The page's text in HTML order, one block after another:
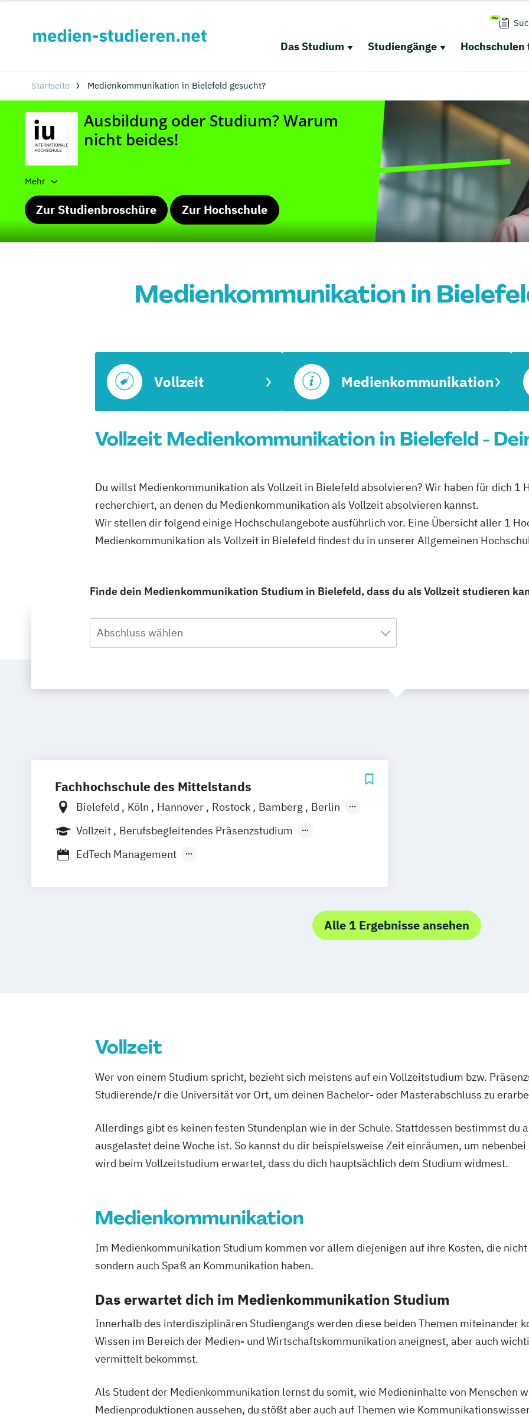
Das Studium Studiengänge Hochschulen
Startseite Medienkommunikation in Bielefeld gesucht?
Mehr
Zur Studienbroschüre Zur Hochschule
Medienkommunikation in
Vollzeit Medienkommunikation
Vollzeit Medienkommunikation in Bielefeld -
Du willst Medienkommunikation als Vollzeit in Bielefeld absolvieren? Wir haben für dich 1
recherchiert, an denen du Medienkommunikation als Vollzeit absolvieren kannst.
Wir stellen dir folgend einige Hochschulangebote ausführlich vor. Eine Übersicht aller 1
Medienkommunikation als Vollzeit in Bielefeld findest du in unserer Allgemeinen
Finde dein Medienkommunikation Studium in Bielefeld, dass du als Vollzeit studieren
Abschluss wählen
Fachhochschule des Mittelstands
Bielefeld Köln Hannover Rostock Bamberg
Berlin
Düren
Frechen Waldshut
Vollzeit
Berufsbegleitendes Präsenzstudium
Fernstudium
EdTech Management
Medienkommunikation & Journalismus
Strategische Kommunikation & Digitales Marketing Alle 1 Ergebnisse ansehen
Vollzeit
Wer von einem Studium spricht, bezieht sich meistens auf ein Vollzeitstudium bzw.
Studierende/r die Universität vor Ort, um deinen Bachelor- oder Masterabschluss zu
Allerdings gibt es keinen festen Stundenplan wie in der Schule. Stattdessen bestimmst du
ausgelastet deine Woche ist. So kannst du dir beispielsweise Zeit einräumen, um
wird beim Vollzeitstudium erwartet, dass du dich hauptsächlich dem Studium widmest.
Medienkommunikation
Im Medienkommunikation Studium kommen vor allem diejenigen auf ihre Kosten, die
sondern auch Spaß an Kommunikation haben.
Das erwartet dich im Medienkommunikation Studium
Innerhalb des interdisziplinären Studiengangs werden diese beiden Themen miteinander
Wissen im Bereich der Medien- und Wirtschaftskommunikation aneignest, aber auch
vermittelt bekommst.
Als Student der Medienkommunikation lernst du somit, wie Medieninhalte von Menschen
Medienproduktionen aussehen, du stößt aber auch auf Themen wie